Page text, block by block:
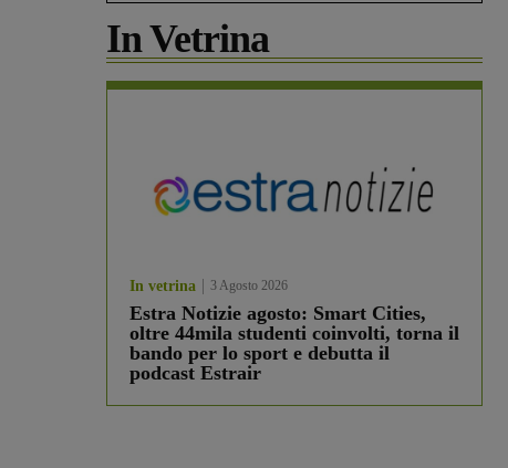
In Vetrina
In vetrina 3 Agosto 2026
Estra Notizie agosto: Smart Cities,
oltre 44mila studenti coinvolti, torna il
bando per lo sport e debutta il
podcast Estrair